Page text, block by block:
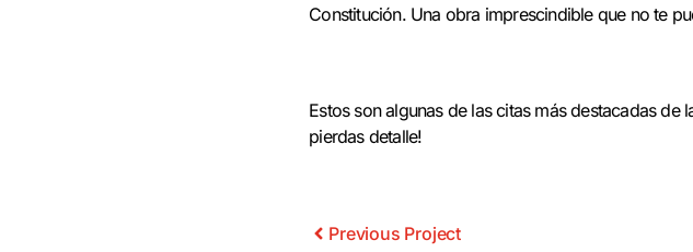
Constitución. Una obra imprescindible que no te
Estos son algunas de las citas más destacadas de
pierdas detalle!
Previous Project